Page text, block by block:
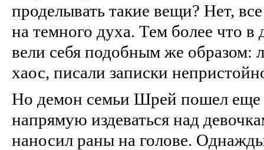
проделывать такие вещи? Нет,
на темного духа. Тем более что в
вели себя подобным же образом:
хаос, писали записки
Но демон семьи Шрей пошел еще
напрямую издеваться над
наносил раны на голове.